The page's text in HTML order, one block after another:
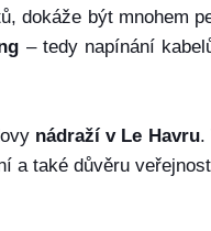
dokáže být mnohem
– tedy napínání
nádraží v Le Havru.
a také důvěru